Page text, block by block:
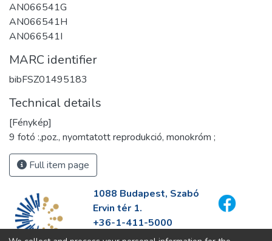
AN066541G
AN066541H
AN066541I
MARC identifier
bibFSZ01495183
Technical details
[Fénykép]
9 fotó :,poz., nyomtatott reprodukció, monokróm ;
Full item page
1088 Budapest, Szabó
Ervin tér 1.
+36-1-411-5000
info@fszek.hu